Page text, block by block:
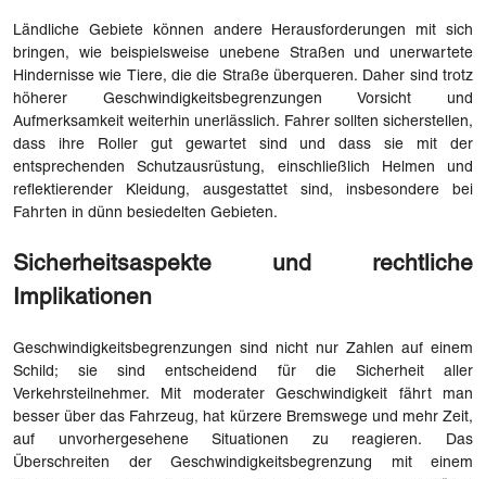
Ländliche Gebiete können andere Herausforderungen mit sich
bringen, wie beispielsweise unebene Straßen und unerwartete
Hindernisse wie Tiere, die die Straße überqueren. Daher sind trotz
höherer Geschwindigkeitsbegrenzungen Vorsicht und
Aufmerksamkeit weiterhin unerlässlich. Fahrer sollten sicherstellen,
dass ihre Roller gut gewartet sind und dass sie mit der
entsprechenden Schutzausrüstung, einschließlich Helmen und
reflektierender Kleidung, ausgestattet sind, insbesondere bei
Fahrten in dünn besiedelten Gebieten.
Sicherheitsaspekte und rechtliche
Implikationen
Geschwindigkeitsbegrenzungen sind nicht nur Zahlen auf einem
Schild; sie sind entscheidend für die Sicherheit aller
Verkehrsteilnehmer. Mit moderater Geschwindigkeit fährt man
besser über das Fahrzeug, hat kürzere Bremswege und mehr Zeit,
auf unvorhergesehene Situationen zu reagieren. Das
Überschreiten der Geschwindigkeitsbegrenzung mit einem